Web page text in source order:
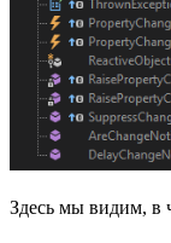
Здесь мы видим, в